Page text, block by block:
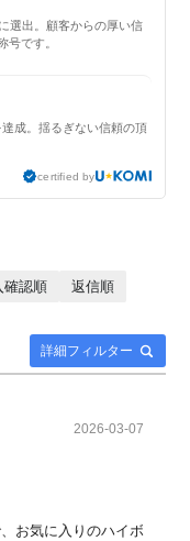
選出。顧客からの厚い信
号です。
成。揺るぎない信頼の頂
certified by
詳細フィルター
確認順
返信順
2026-03-07
お気に入りのハイボ